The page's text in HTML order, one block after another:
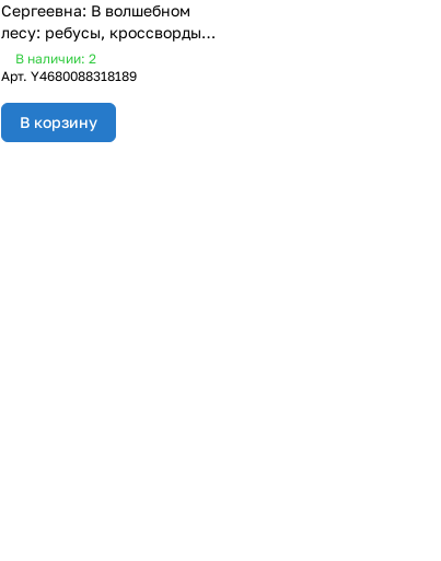
Сергеевна: В волшебном
лесу: ребусы, кроссворды,
задачки, шифровки
В наличии: 2
Арт. Y4680088318189
В корзину